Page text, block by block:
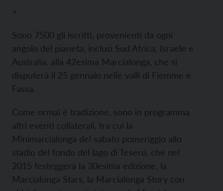
>
Sono 7500 gli iscritti, provenienti da ogni
angolo del pianeta, inclusi Sud Africa, Israele e
Australia, alla 42esima Marcialonga, che si
disputerà il 25 gennaio nelle valli di Fiemme e
Fassa.
Come ormai è tradizione, sono in programma
altri eventi collaterali, tra cui la
Minimarcialonga del sabato pomeriggio allo
stadio del fondo del lago di Tesero, che nel
2015 festeggerà la 30esima edizione, la
Marcialonga Stars, la Marcialonga Story con